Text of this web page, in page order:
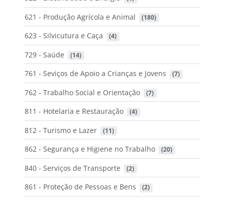
621 - Produção Agrícola e Animal (180)
623 - Silvicutura e Caça (4)
729 - Saúde (14)
761 - Seviços de Apoio a Crianças e Jovens (7)
762 - Trabalho Social e Orientação (7)
811 - Hotelaria e Restauração (4)
812 - Turismo e Lazer (11)
862 - Segurança e Higiene no Trabalho (20)
840 - Serviços de Transporte (2)
861 - Proteção de Pessoas e Bens (2)